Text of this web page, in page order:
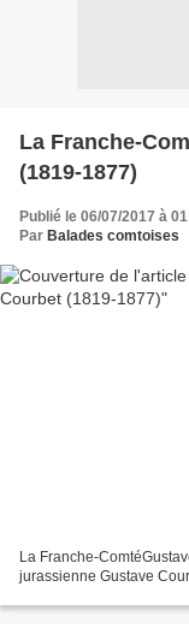
La Franche-
(1819-1877)
Publié le 06/07/2017 à
Par Balades comtoises
La Franche-
jurassienne Gustave